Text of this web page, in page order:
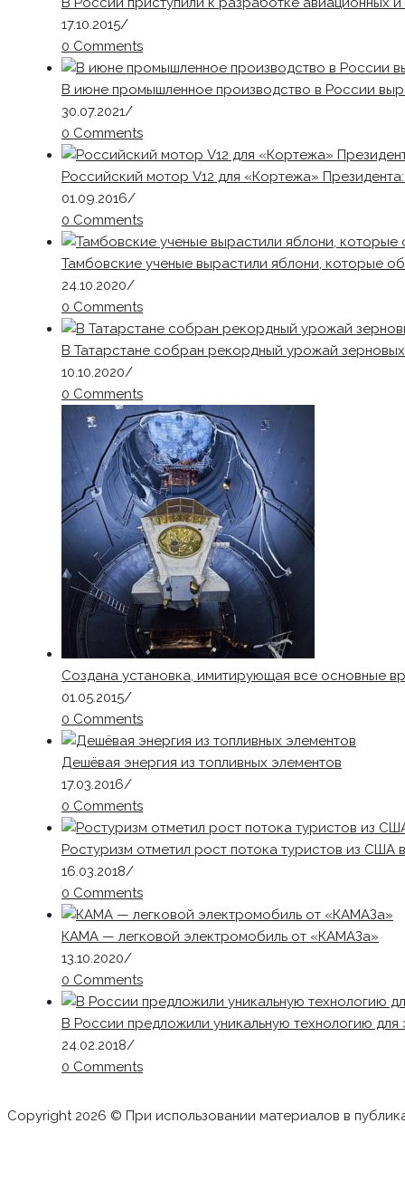
17.10.2015/
0 Comments
В июне промышленное производство в России
30.07.2021/
0 Comments
Российский мотор V12 для «Кортежа»
01.09.2016/
0 Comments
Тамбовские ученые вырастили яблони, которые
24.10.2020/
0 Comments
В Татарстане собран рекордный урожай зерновых
10.10.2020/
0 Comments
Создана установка, имитирующая все основные
01.05.2015/
0 Comments
Дешёвая энергия из топливных элементов
17.03.2016/
0 Comments
Ростуризм отметил рост потока туристов из США
16.03.2018/
0 Comments
КАМА — легковой электромобиль от «КАМАЗа»
13.10.2020/
0 Comments
В России предложили уникальную технологию
24.02.2018/
0 Comments
Copyright 2026 © При использовании материалов в